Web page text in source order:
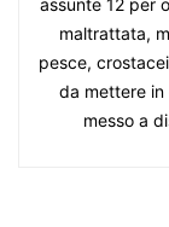
assunte 12 per
maltrattata,
pesce,
da mettere in
messo a